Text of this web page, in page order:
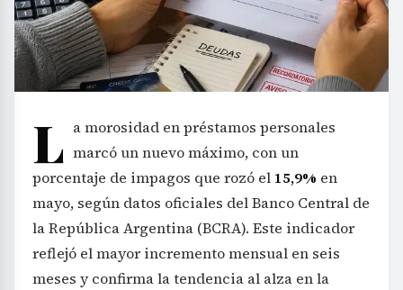
L a morosidad en préstamos personales
marcó un nuevo máximo, con un
porcentaje de impagos que rozó el 15,9% en
mayo, según datos oficiales del Banco Central de
la República Argentina (BCRA). Este indicador
reflejó el mayor incremento mensual en seis
meses y confirma la tendencia al alza en la